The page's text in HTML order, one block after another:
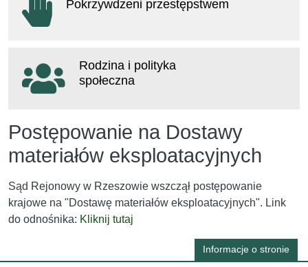
Postępowanie na Dostawy
materiałów eksploatacyjnych
Sąd Rejonowy w Rzeszowie wszczął postępowanie
krajowe na "Dostawę materiałów eksploatacyjnych". Link
do odnośnika: Kliknij tutaj
Pokrzywdzeni przestępstwem
Rodzina i polityka
społeczna
Informacje o stronie